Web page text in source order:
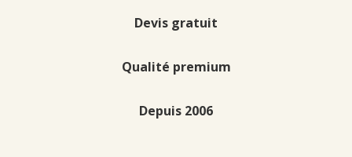
Devis gratuit
Qualité premium
Depuis 2006